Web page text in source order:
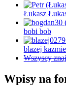
Łukasz
bobi bob
blazej
Wszyscy
Wpisy na